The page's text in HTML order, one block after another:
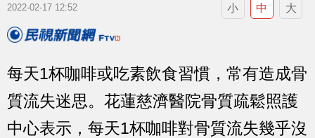
2022-02-17 12:52 小 中 大
每天1杯咖啡或吃素飲食習慣，常有造成骨
質流失迷思。花蓮慈濟醫院骨質疏鬆照護
中心表示，每天1杯咖啡對骨質流失幾乎沒